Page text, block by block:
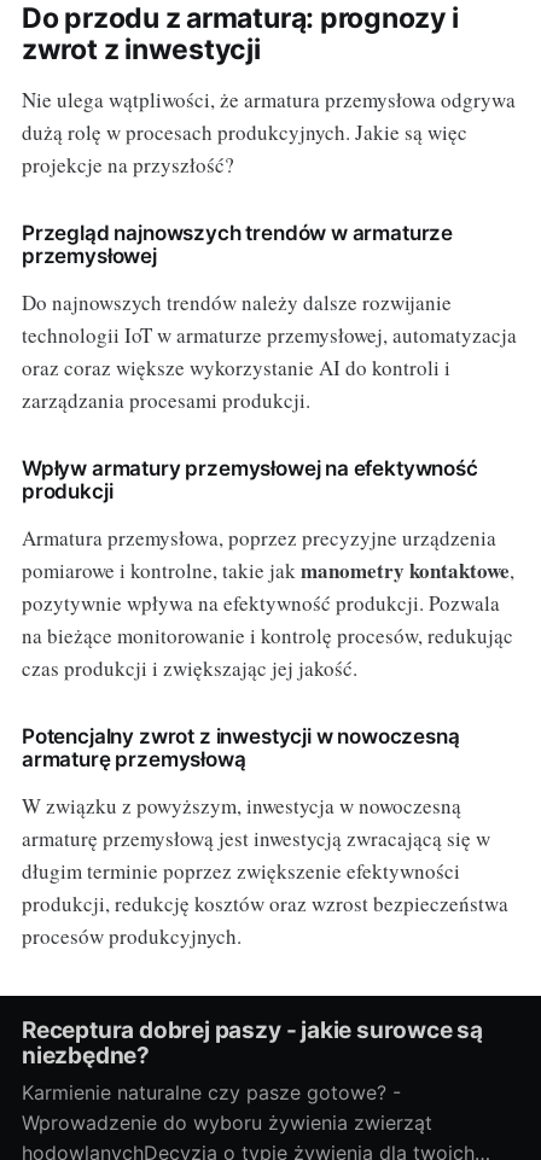
Do przodu z armaturą: prognozy i
zwrot z inwestycji
Nie ulega wątpliwości, że armatura przemysłowa odgrywa
dużą rolę w procesach produkcyjnych. Jakie są więc
projekcje na przyszłość?
Przegląd najnowszych trendów w armaturze
przemysłowej
Do najnowszych trendów należy dalsze rozwijanie
technologii IoT w armaturze przemysłowej, automatyzacja
oraz coraz większe wykorzystanie AI do kontroli i
zarządzania procesami produkcji.
Wpływ armatury przemysłowej na efektywność
produkcji
Armatura przemysłowa, poprzez precyzyjne urządzenia
pomiarowe i kontrolne, takie jakmanometry kontaktowe,
pozytywnie wpływa na efektywność produkcji. Pozwala
na bieżące monitorowanie i kontrolę procesów, redukując
czas produkcji i zwiększając jej jakość.
Potencjalny zwrot z inwestycji w nowoczesną
armaturę przemysłową
W związku z powyższym, inwestycja w nowoczesną
armaturę przemysłową jest inwestycją zwracającą się w
długim terminie poprzez zwiększenie efektywności
produkcji, redukcję kosztów oraz wzrost bezpieczeństwa
procesów produkcyjnych.
Receptura dobrej paszy - jakie surowce są
niezbędne?
Karmienie naturalne czy pasze gotowe? -
Wprowadzenie do wyboru żywienia zwierząt
hodowlanychDecyzja o typie żywienia dla twoich